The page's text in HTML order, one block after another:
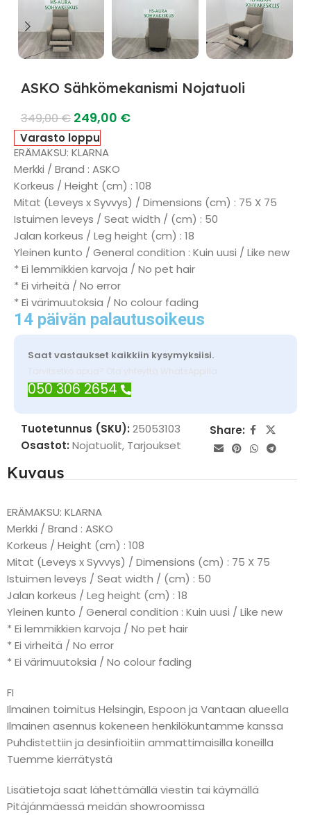
ASKO Sähkömekanismi Nojatuoli
349,00€ 249,00 €
Varasto loppu
ERÄMAKSU: KLARNA
Merkki / Brand : ASKO
Korkeus / Height (cm) : 108
Mitat (Leveys x Syvvys) / Dimensions (cm) : 75 X 75
Istuimen leveys / Seat width / (cm) : 50
Jalan korkeus / Leg height (cm) : 18
Yleinen kunto / General condition : Kuin uusi / Like new
* Ei lemmikkien karvoja / No pet hair
* Ei virheitä / No error
* Ei värimuutoksia / No colour fading
14 päivän palautusoikeus
Saat vastaukset kaikkiin kysymyksiisi.
Tarvitsetko apua? Ota yhteyttä WhatsAppilla
050 306 2654
Tuotetunnus (SKU): 25053103
Osastot: Nojatuolit, Tarjoukset
Share:
Kuvaus
ERÄMAKSU: KLARNA
Merkki / Brand : ASKO
Korkeus / Height (cm) : 108
Mitat (Leveys x Syvvys) / Dimensions (cm) : 75 X 75
Istuimen leveys / Seat width / (cm) : 50
Jalan korkeus / Leg height (cm) : 18
Yleinen kunto / General condition : Kuin uusi / Like new
* Ei lemmikkien karvoja / No pet hair
* Ei virheitä / No error
* Ei värimuutoksia / No colour fading
FI
Ilmainen toimitus Helsingin, Espoon ja Vantaan alueella
Ilmainen asennus kokeneen henkilökuntamme kanssa
Puhdistettiin ja desinfioitiin ammattimaisilla koneilla
Tuemme kierrätystä
Lisätietoja saat lähettämällä viestin tai käymällä
Pitäjänmäessä meidän showroomissa